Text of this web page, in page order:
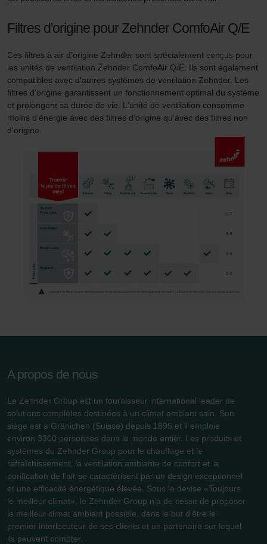
Pour plus de détails, nous vous invitons à prendre
Datenschutzerklärung der Zehnder Group
Zehnder Group AG: Data Privacy
Zehnder Group België nv/sa: Déclarations de confidentialité
Zehnder Group Czech Republic s.r.o.: Zásady ochrany
Zehnder Group Italia S.r.l.: Privacy
Zehnder Group İç Mekan İklimlendirme Sanayi ve Ticaret
Limitet Şirketi: Web Sitesi Çerezleri
Zehnder Group Nederland bv: Privacyverklaringen
Zehnder Group Schweiz AG: Datenschutz
Zehnder Polska Sp. z o.o.: Oświadczenie o ochronie
danych Zehnder
Filtres d'origine pour Zehnder ComfoAir Q/E
Ces filtres à air d'origine Zehnder sont spécialement conçus pour
les unités de ventilation Zehnder ComfoAir Q/E. Ils sont également
compatibles avec d'autres systèmes de ventilation Zehnder. Les
filtres d'origine garantissent un fonctionnement optimal du système
et prolongent sa durée de vie. L'unité de ventilation consomme
moins d'énergie avec des filtres d'origine qu'avec des filtres non
d'origine.
A propos de nous
Le Zehnder Group est un fournisseur international leader de
solutions complètes destinées à un climat ambiant sain. Son
siège est à Gränichen (Suisse) depuis 1895 et il emploie
environ 3300 personnes dans le monde entier. Les produits et
systèmes du Zehnder Group pour le chauffage et le
rafraîchissement, la ventilation ambiante de confort et la
purification de l’air se caractérisent par un design exceptionnel
et une efficacité énergétique élevée. Sous la devise «Toujours
le meilleur climat», le Zehnder Group n’a de cesse de proposer
le meilleur climat ambiant possible, dans le but d’être le
premier interlocuteur de ses clients et un partenaire sur lequel
ils peuvent compter.